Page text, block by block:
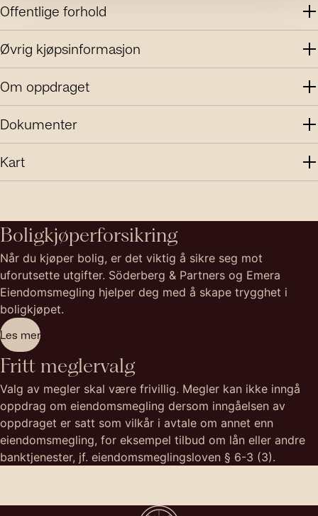
Offentlige forhold
Øvrig kjøpsinformasjon
Om oppdraget
Dokumenter
Kart
Boligkjøperforsikring
Når du kjøper bolig, er det viktig å sikre seg mot
uforutsette utgifter. Söderberg & Partners og Emera
Eiendomsmegling hjelper deg med å skape trygghet i
boligkjøpet.
Les mer
Fritt meglervalg
Valg av megler skal være frivillig. Megler kan ikke inngå
oppdrag om eiendomsmegling dersom inngåelsen av
oppdraget er satt som vilkår i avtale om annet enn
eiendomsmegling, for eksempel tilbud om lån eller andre
banktjenester, jf. eiendomsmeglingsloven § 6-3 (3).